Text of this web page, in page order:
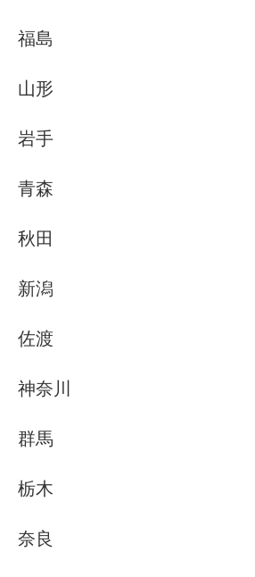
福島
山形
岩手
青森
秋田
新潟
佐渡
神奈川
群馬
栃木
奈良